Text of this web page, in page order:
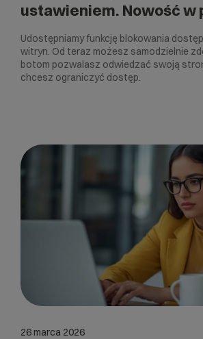
ustawieniem. Nowość w
Udostępniamy funkcję blokowania
witryn. Od teraz możesz samodzielnie
botom pozwalasz odwiedzać swoją
chcesz ograniczyć dostęp.
26 marca 2026